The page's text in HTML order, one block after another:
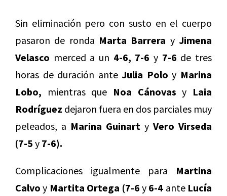
Sin eliminación pero con susto en el cuerpo
pasaron de ronda Marta Barrera yJimena
Velasco merced a un 4-6, 7-6 y 7-6 de tres
horas de duración anteJulia Polo y Marina
Lobo, mientras que Noa Cánovas y Laia
Rodríguez dejaron fuera en dos parciales muy
peleados, a Marina Guinart y Vero Virseda
(7-5 y 7-6).
Complicaciones igualmente para Martina
Calvo y Martita Ortega (7-6 y 6-4 ante Lucía